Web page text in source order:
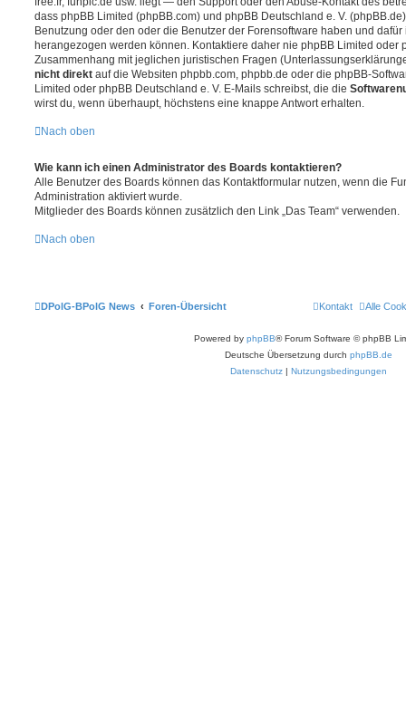
dass phpBB Limited (phpBB.com) und phpBB Deutschland e. V.
Benutzung oder den oder die Benutzer der Forensoftware haben und
herangezogen werden können. Kontaktiere daher nie phpBB Limited oder
Zusammenhang mit jeglichen juristischen Fragen
nicht direkt auf die Websiten phpbb.com, phpbb.de oder die phpBB-
Limited oder phpBB Deutschland e. V. E-Mails schreibst, die die
wirst du, wenn überhaupt, höchstens eine knappe Antwort erhalten.
Nach oben
Wie kann ich einen Administrator des Boards kontaktieren?
Alle Benutzer des Boards können das Kontaktformular nutzen, wenn die
Administration aktiviert wurde.
Mitglieder des Boards können zusätzlich den Link „Das Team“ verwenden.
Nach oben
DPolG-BPolG News Foren-Übersicht Alle
Kontakt
Powered by phpBB® Forum Software © phpBB
Deutsche Übersetzung durch phpBB.de
Datenschutz | Nutzungsbedingungen